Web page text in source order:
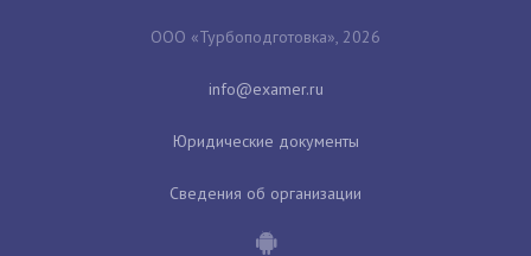
ООО «Турбоподготовка», 2026
Юридические документы
Сведения об организации